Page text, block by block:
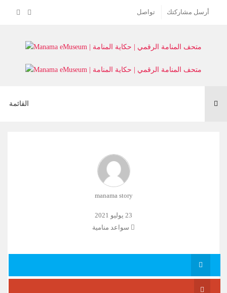
تواصل أرسل مشاركتك
Toggle
القائمة
manama story
23 يوليو 2021
سواعد منامية